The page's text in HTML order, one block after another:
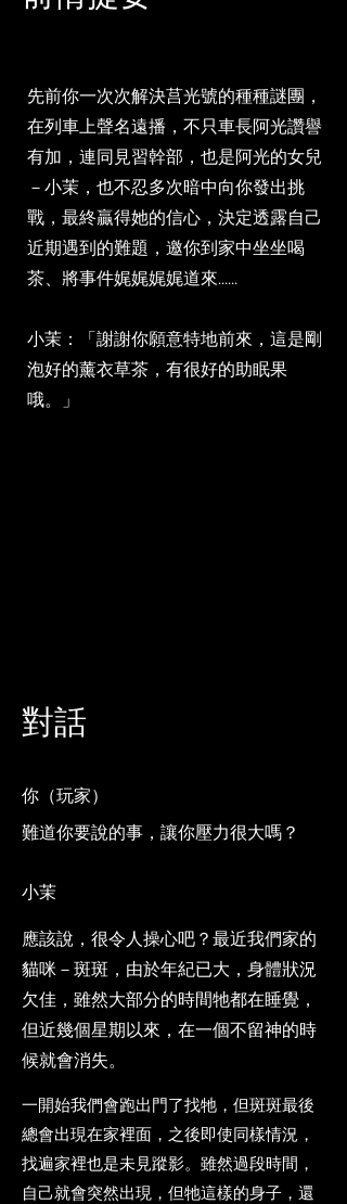
先前你一次次解決莒光號的種種謎團，
在列車上聲名遠播，不只車長阿光讚譽
有加，連同見習幹部，也是阿光的女兒
－小茉，也不忍多次暗中向你發出挑
戰，最終贏得她的信心，決定透露自己
近期遇到的難題，邀你到家中坐坐喝
茶、將事件娓娓娓娓道來......
小茉：「謝謝你願意特地前來，這是剛
泡好的薰衣草茶，有很好的助眠果
哦。」
對話
你（玩家）
難道你要說的事，讓你壓力很大嗎？
小茉
應該說，很令人操心吧？最近我們家的
貓咪－斑斑，由於年紀已大，身體狀況
欠佳，雖然大部分的時間牠都在睡覺，
但近幾個星期以來，在一個不留神的時
候就會消失。
一開始我們會跑出門了找牠，但斑斑最後
總會出現在家裡面，之後即使同樣情況，
找遍家裡也是未見蹤影。雖然過段時間，
自己就會突然出現，但牠這樣的身子，還